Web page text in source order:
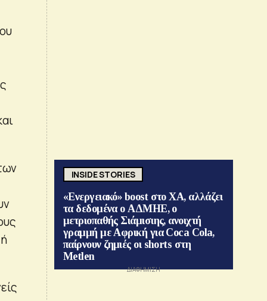
INSIDE STORIES
«Ενεργειακό» boost στο ΧΑ, αλλάζει
τα δεδομένα ο ΑΔΜΗΕ, ο
μετριοπαθής Σιάμισιης, ανοιχτή
γραμμή με Αφρική για Coca Cola,
παίρνουν ζημιές οι shorts στη
Metlen